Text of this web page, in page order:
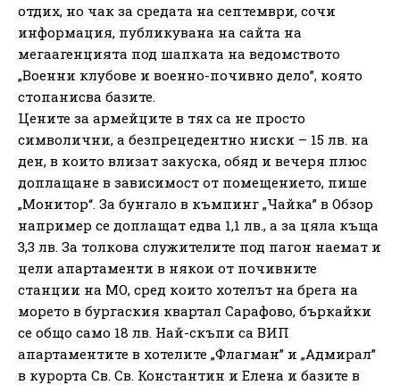
отдих, но чак за средата на септември, сочи
информация, публикувана на сайта на
мегаагенцията под шапката на ведомството
„Военни клубове и военно-почивно дело”, която
стопанисва базите.
Цените за армейците в тях са не просто
символични, а безпрецедентно ниски – 15 лв. на
ден, в които влизат закуска, обяд и вечеря плюс
доплащане в зависимост от помещението, пише
„Монитор“. За бунгало в къмпинг „Чайка” в Обзор
например се доплащат едва 1,1 лв., а за цяла къща
3,3 лв. За толкова служителите под пагон наемат и
цели апартаменти в някои от почивните
станции на МО, сред които хотелът на брега на
морето в бургаския квартал Сарафово, бъркайки
се общо само 18 лв. Най-скъпи са ВИП
апартаментите в хотелите „Флагман” и „Адмирал”
в курорта Св. Св. Константин и Елена и базите в